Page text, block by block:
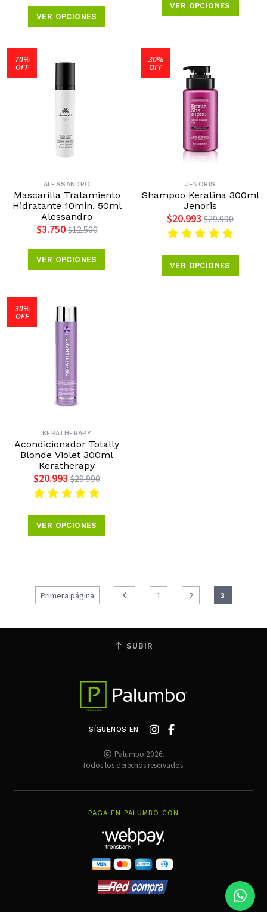
VER OPCIONES
VER OPCIONES
70%
OFF
ALESSANDRO
Mascarilla Tratamiento
Hidratante 10min. 50ml
Alessandro
$3.750 $12.500
VER OPCIONES
30%
OFF
JENORIS
Shampoo Keratina 300ml
Jenoris
$20.993 $29.990
VER OPCIONES
30%
OFF
KERATHERAPY
Acondicionador Totally
Blonde Violet 300ml
Keratherapy
$20.993 $29.990
VER OPCIONES
Primera página 1 2 3
SUBIR
SÍGUENOS EN
Palumbo 2026.
Todos los derechos reservados.
PAGA EN PALUMBO CON